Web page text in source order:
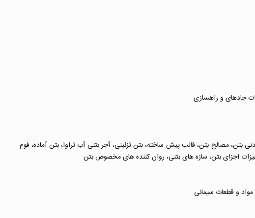
جاده­ای و راهسازی
مصالح بتن، قالب پیش ساخته، بتن تزئینی، آجر بتنی آب تراوا، بتن آماده، فوم
اجزای بتن، سازه های بتنی، روان کننده های مخصوص بتن
و قطعات سیمانی